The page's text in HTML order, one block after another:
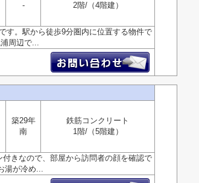
-
2階/（4階建）
す。駅から徒歩9分圏内に位置する物件で
周辺で...
築29年
南
鉄筋コンクリート
1階/（5階建）
きなので、部屋から訪問者の顔を確認で
湯が冷め...